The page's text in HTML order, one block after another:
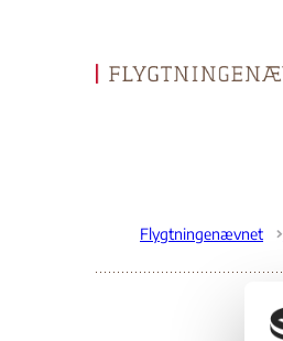
Gå til forsiden
Flygtningenævnet